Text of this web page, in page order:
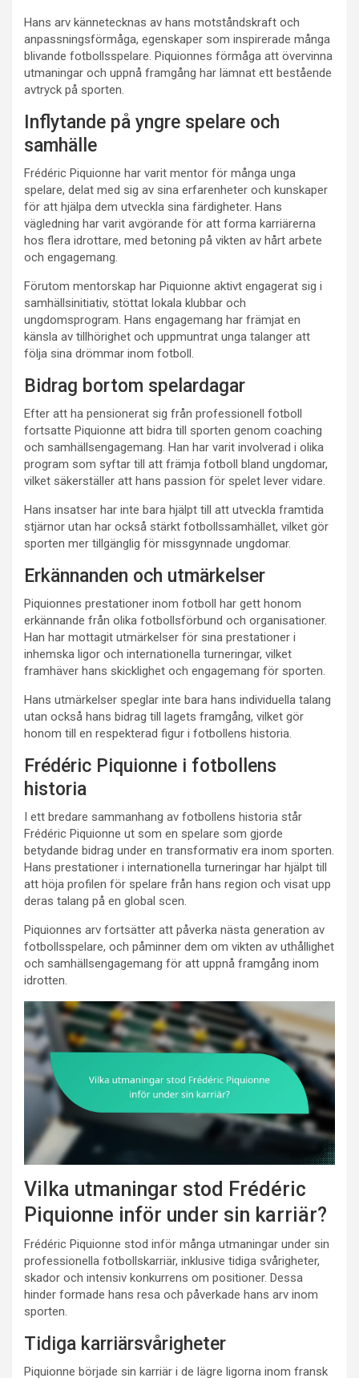
Hans arv kännetecknas av hans motståndskraft och
anpassningsförmåga, egenskaper som inspirerade många
blivande fotbollsspelare. Piquionnes förmåga att övervinna
utmaningar och uppnå framgång har lämnat ett bestående
avtryck på sporten.
Inflytande på yngre spelare och
samhälle
Frédéric Piquionne har varit mentor för många unga
spelare, delat med sig av sina erfarenheter och kunskaper
för att hjälpa dem utveckla sina färdigheter. Hans
vägledning har varit avgörande för att forma karriärerna
hos flera idrottare, med betoning på vikten av hårt arbete
och engagemang.
Förutom mentorskap har Piquionne aktivt engagerat sig i
samhällsinitiativ, stöttat lokala klubbar och
ungdomsprogram. Hans engagemang har främjat en
känsla av tillhörighet och uppmuntrat unga talanger att
följa sina drömmar inom fotboll.
Bidrag bortom spelardagar
Efter att ha pensionerat sig från professionell fotboll
fortsatte Piquionne att bidra till sporten genom coaching
och samhällsengagemang. Han har varit involverad i olika
program som syftar till att främja fotboll bland ungdomar,
vilket säkerställer att hans passion för spelet lever vidare.
Hans insatser har inte bara hjälpt till att utveckla framtida
stjärnor utan har också stärkt fotbollssamhället, vilket gör
sporten mer tillgänglig för missgynnade ungdomar.
Erkännanden och utmärkelser
Piquionnes prestationer inom fotboll har gett honom
erkännande från olika fotbollsförbund och organisationer.
Han har mottagit utmärkelser för sina prestationer i
inhemska ligor och internationella turneringar, vilket
framhäver hans skicklighet och engagemang för sporten.
Hans utmärkelser speglar inte bara hans individuella talang
utan också hans bidrag till lagets framgång, vilket gör
honom till en respekterad figur i fotbollens historia.
Frédéric Piquionne i fotbollens
historia
I ett bredare sammanhang av fotbollens historia står
Frédéric Piquionne ut som en spelare som gjorde
betydande bidrag under en transformativ era inom sporten.
Hans prestationer i internationella turneringar har hjälpt till
att höja profilen för spelare från hans region och visat upp
deras talang på en global scen.
Piquionnes arv fortsätter att påverka nästa generation av
fotbollsspelare, och påminner dem om vikten av uthållighet
och samhällsengagemang för att uppnå framgång inom
idrotten.
Vilka utmaningar stod Frédéric
Piquionne inför under sin karriär?
Frédéric Piquionne stod inför många utmaningar under sin
professionella fotbollskarriär, inklusive tidiga svårigheter,
skador och intensiv konkurrens om positioner. Dessa
hinder formade hans resa och påverkade hans arv inom
sporten.
Tidiga karriärsvårigheter
Piquionne började sin karriär i de lägre ligorna inom fransk